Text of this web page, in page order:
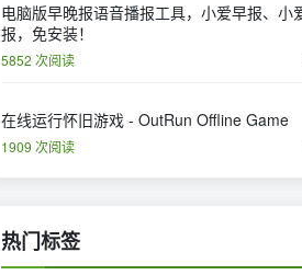
电脑版早晚报语音播报工具，小爱早报、小
报，免安装！
5852 次阅读
在线运行怀旧游戏 - OutRun Offline Game
1909 次阅读
热门标签